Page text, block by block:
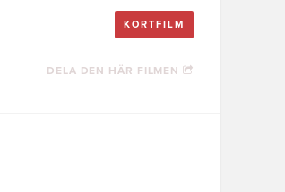
KORTFILM
DELA DEN HÄR FILMEN